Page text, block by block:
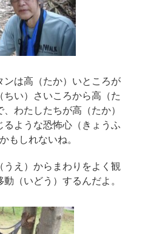
ンは高（たか）いところが
い）さいころから高（た
わたしたちが高（たか）
ような恐怖心（きょうふ
もしれないね。
え）からまわりをよく観
（いどう）するんだよ。